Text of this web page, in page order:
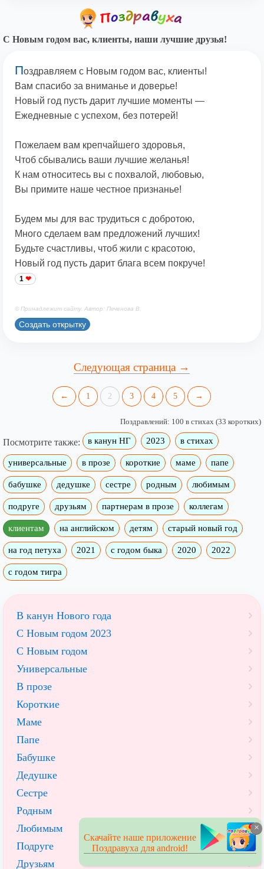
С Новым годом вас, клиенты, наши лучшие друзья!
Поздравляем с Новым годом вас, клиенты!
Вам спасибо за вниманье и доверье!
Новый год пусть дарит лучшие моменты —
Ежедневные с успехом, без потерей!
Пожелаем вам крепчайшего здоровья,
Чтоб сбывались ваши лучшие желанья!
К нам относитесь вы с похвалой, любовью,
Вы примите наше честное признанье!
Будем мы для вас трудиться с добротою,
Много сделаем вам предложений лучших!
Будьте счастливы, чтоб жили с красотою,
Новый год пусть дарит блага всем покруче!
1
© Принадлежит сайту. Автор: Печенова В.
Создать открытку
Следующая страница →
← 1 2 3 4 5 →
Поздравлений: 100 в стихах (33 коротких)
Посмотрите также: в канун НГ 2023 в стихах
универсальные в прозе короткие маме папе
бабушке дедушке сестре родным любимым
подруге друзьям партнерам в прозе коллегам
клиентам на английском детям старый новый год
на год петуха 2021 с годом быка 2020 2022
с годом тигра
В канун Нового года
С Новым годом 2023
С Новым годом
Универсальные
В прозе
Короткие
Маме
Папе
Бабушке
Дедушке
Сестре
Родным
Любимым
Подруге
Друзьям
×
Скачайте наше приложение
Поздравуха для android!